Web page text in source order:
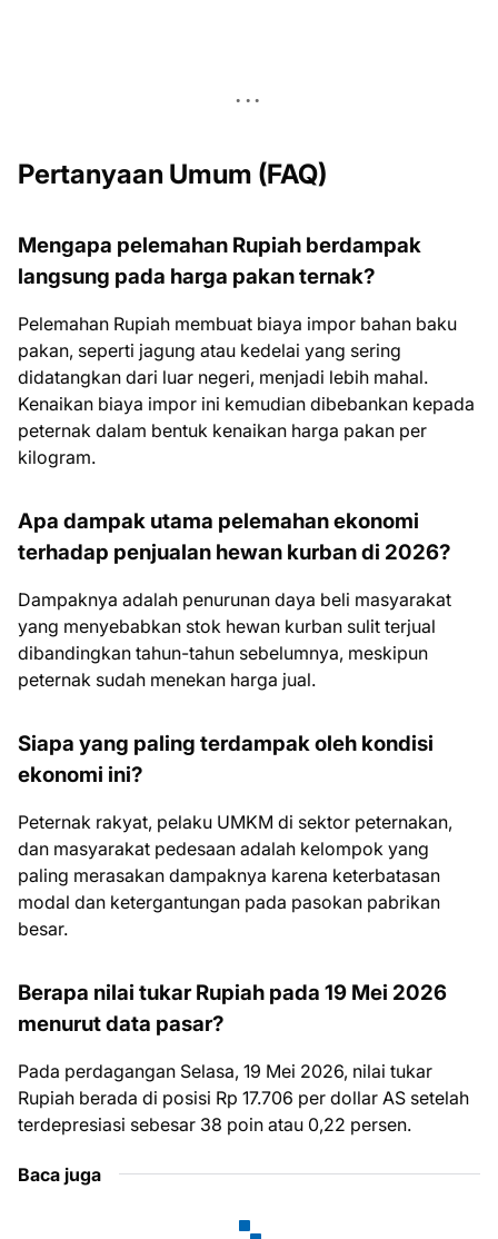
Pertanyaan Umum (FAQ)
Mengapa pelemahan Rupiah berdampak
langsung pada harga pakan ternak?
Pelemahan Rupiah membuat biaya impor bahan baku
pakan, seperti jagung atau kedelai yang sering
didatangkan dari luar negeri, menjadi lebih mahal.
Kenaikan biaya impor ini kemudian dibebankan kepada
peternak dalam bentuk kenaikan harga pakan per
kilogram.
Apa dampak utama pelemahan ekonomi
terhadap penjualan hewan kurban di 2026?
Dampaknya adalah penurunan daya beli masyarakat
yang menyebabkan stok hewan kurban sulit terjual
dibandingkan tahun-tahun sebelumnya, meskipun
peternak sudah menekan harga jual.
Siapa yang paling terdampak oleh kondisi
ekonomi ini?
Peternak rakyat, pelaku UMKM di sektor peternakan,
dan masyarakat pedesaan adalah kelompok yang
paling merasakan dampaknya karena keterbatasan
modal dan ketergantungan pada pasokan pabrikan
besar.
Berapa nilai tukar Rupiah pada 19 Mei 2026
menurut data pasar?
Pada perdagangan Selasa, 19 Mei 2026, nilai tukar
Rupiah berada di posisi Rp 17.706 per dollar AS setelah
terdepresiasi sebesar 38 poin atau 0,22 persen.
Baca juga